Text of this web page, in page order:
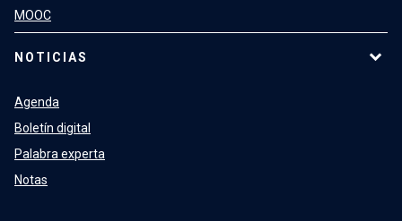
MOOC
NOTICIAS
Agenda
Boletín digital
Palabra experta
Notas